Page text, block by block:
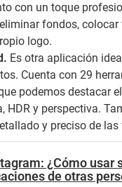
con un toque
fondos,
logo.
Es otra aplicación
Cuenta con 29
podemos destacar
HDR y perspectiva.
y preciso de
¿Cómo usar
de otras